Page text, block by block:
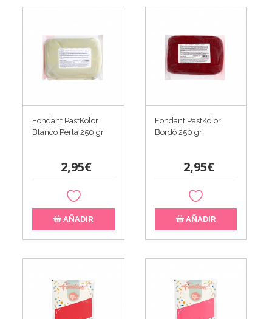
Fondant PastKolor
Blanco Perla 250 gr
2,95€
AÑADIR
Fondant PastKolor
Bordó 250 gr
2,95€
AÑADIR